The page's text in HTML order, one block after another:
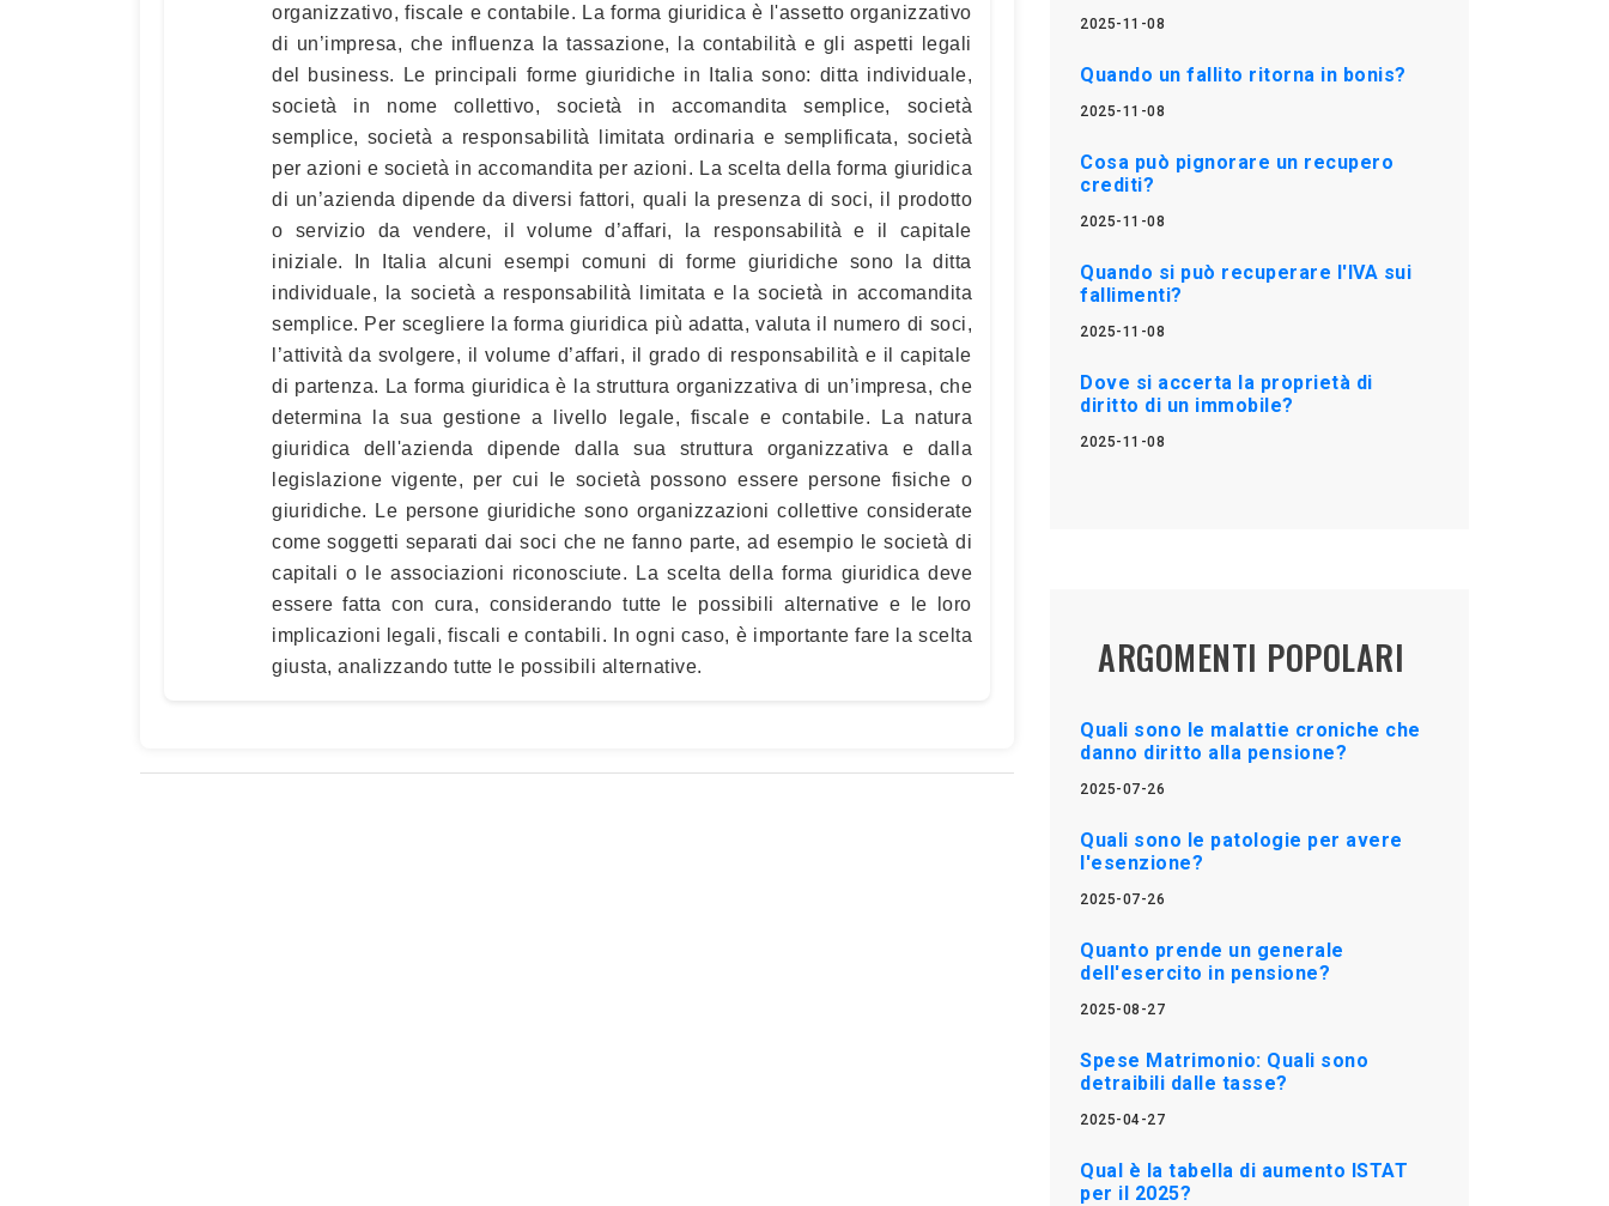
organizzativo, fiscale e contabile. La forma giuridica è l'assetto organizzativo
di un’impresa, che influenza la tassazione, la contabilità e gli aspetti legali
del business. Le principali forme giuridiche in Italia sono: ditta individuale,
società in nome collettivo, società in accomandita semplice, società
semplice, società a responsabilità limitata ordinaria e semplificata, società
per azioni e società in accomandita per azioni. La scelta della forma giuridica
di un’azienda dipende da diversi fattori, quali la presenza di soci, il prodotto
o servizio da vendere, il volume d’affari, la responsabilità e il capitale
iniziale. In Italia alcuni esempi comuni di forme giuridiche sono la ditta
individuale, la società a responsabilità limitata e la società in accomandita
semplice. Per scegliere la forma giuridica più adatta, valuta il numero di soci,
l’attività da svolgere, il volume d’affari, il grado di responsabilità e il capitale
di partenza. La forma giuridica è la struttura organizzativa di un’impresa, che
determina la sua gestione a livello legale, fiscale e contabile. La natura
giuridica dell'azienda dipende dalla sua struttura organizzativa e dalla
legislazione vigente, per cui le società possono essere persone fisiche o
giuridiche. Le persone giuridiche sono organizzazioni collettive considerate
come soggetti separati dai soci che ne fanno parte, ad esempio le società di
capitali o le associazioni riconosciute. La scelta della forma giuridica deve
essere fatta con cura, considerando tutte le possibili alternative e le loro
implicazioni legali, fiscali e contabili. In ogni caso, è importante fare la scelta
giusta, analizzando tutte le possibili alternative.
2025-11-08
Quando un fallito ritorna in bonis?
2025-11-08
Cosa può pignorare un recupero
crediti?
2025-11-08
Quando si può recuperare l'IVA sui
fallimenti?
2025-11-08
Dove si accerta la proprietà di
diritto di un immobile?
2025-11-08
ARGOMENTI POPOLARI
Quali sono le malattie croniche che
danno diritto alla pensione?
2025-07-26
Quali sono le patologie per avere
l'esenzione?
2025-07-26
Quanto prende un generale
dell'esercito in pensione?
2025-08-27
Spese Matrimonio: Quali sono
detraibili dalle tasse?
2025-04-27
Qual è la tabella di aumento ISTAT
per il 2025?